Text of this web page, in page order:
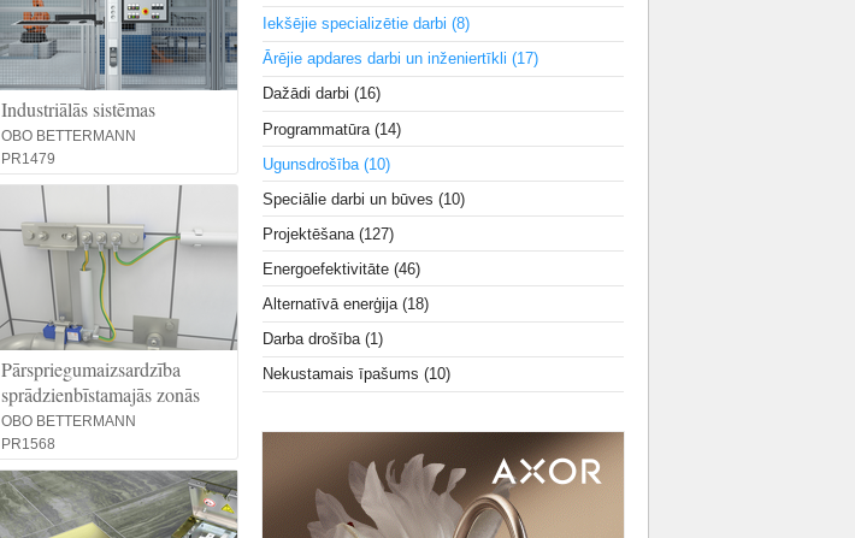
Industriālās sistēmas
OBO BETTERMANN
PR1479
Pārspriegumaizsardzība
sprādzienbīstamajās zonās
OBO BETTERMANN
PR1568
Iekšējie specializētie darbi (8)
Ārējie apdares darbi un inženiertīkli (17)
Dažādi darbi (16)
Programmatūra (14)
Ugunsdrošība (10)
Speciālie darbi un būves (10)
Projektēšana (127)
Energoefektivitāte (46)
Alternatīvā enerģija (18)
Darba drošība (1)
Nekustamais īpašums (10)